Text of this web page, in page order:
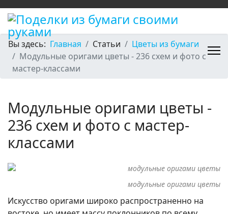
Вы здесь: Главная Статьи
Цветы из бумаги
Модульные оригами цветы - 236 схем и фото с
мастер-классами
Модульные оригами цветы -
236 схем и фото с мастер-
классами
модульные оригами цветы
Искусство оригами широко распространенно на